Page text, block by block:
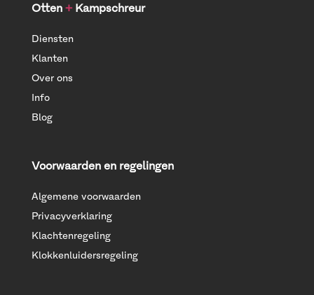
Otten +Kampschreur
Diensten
Klanten
Over ons
Info
Blog
Voorwaarden en regelingen
Algemene voorwaarden
Privacyverklaring
Klachtenregeling
Klokkenluidersregeling